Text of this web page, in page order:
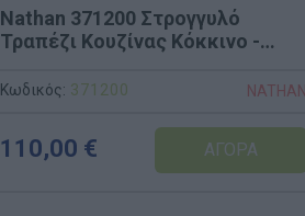
Nathan 371200 Στρογγυλό
Τραπέζι Κουζίνας Κόκκινο -
Κωδικός: 371200 NATHAN
110,00 €